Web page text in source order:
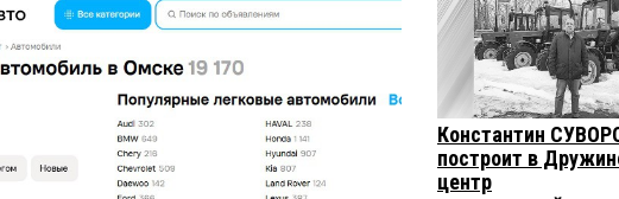
Константин
построит в
центр